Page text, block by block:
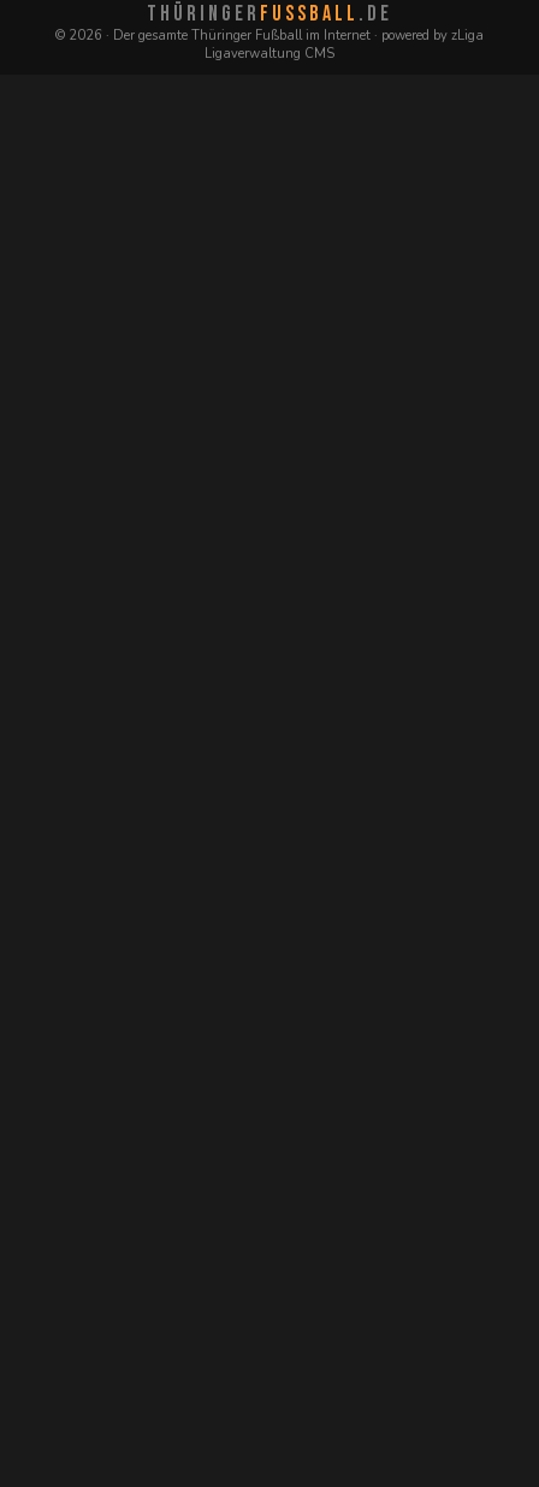
THÜRINGER FUSSBALL .DE
© 2026 · Der gesamte Thüringer Fußball im Internet · powered by zLiga
Ligaverwaltung CMS